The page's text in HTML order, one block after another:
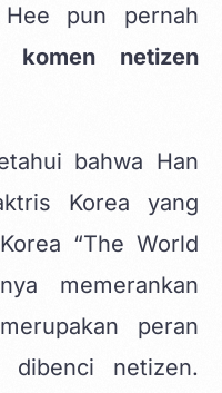
pun pernah
komen netizen
bahwa Han
Korea yang
“The World
memerankan
peran
dibenci netizen.